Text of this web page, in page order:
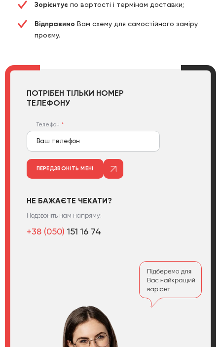
Зорієнтує по вартості і термінам доставки;
Відправимо Вам схему для самостійного заміру
проєму.
ПОТРІБЕН ТІЛЬКИ НОМЕР
ТЕЛЕФОНУ
Телефон
ПЕРЕДЗВОНІТЬ МЕНІ
НЕ БАЖАЄТЕ ЧЕКАТИ?
Подзвоніть нам напряму:
+38 (050) 151 16 74